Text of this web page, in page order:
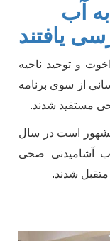
به آب
یافتند
و توحید ناحیه
از سوی برنامه
مستفید شدند.
است در سال
آشامیدنی صحی
شدند.